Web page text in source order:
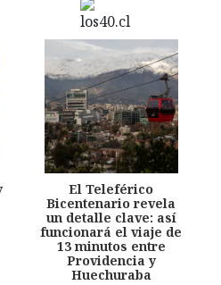
El Teleférico
Bicentenario revela
un detalle clave: así
funcionará el viaje de
13 minutos entre
Providencia y
Huechuraba